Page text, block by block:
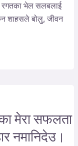
रगतका भेल सलबलाई
शाहसले बोलु, जीवन
मेरा सफलता
नमानिदेउ।